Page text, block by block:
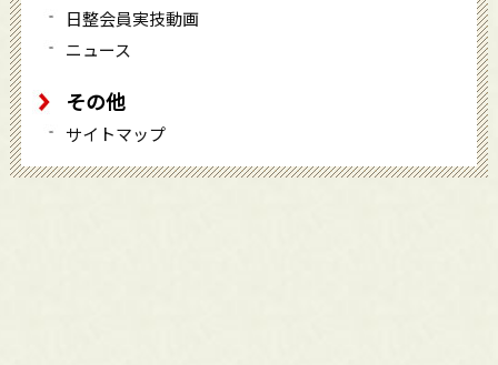
日整会員実技動画
ニュース
その他
サイトマップ